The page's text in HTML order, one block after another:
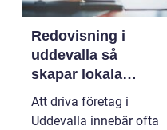
Redovisning i
uddevalla så
skapar lokala
företag trygg
ekonomi
Att driva företag i
Uddevalla innebär ofta